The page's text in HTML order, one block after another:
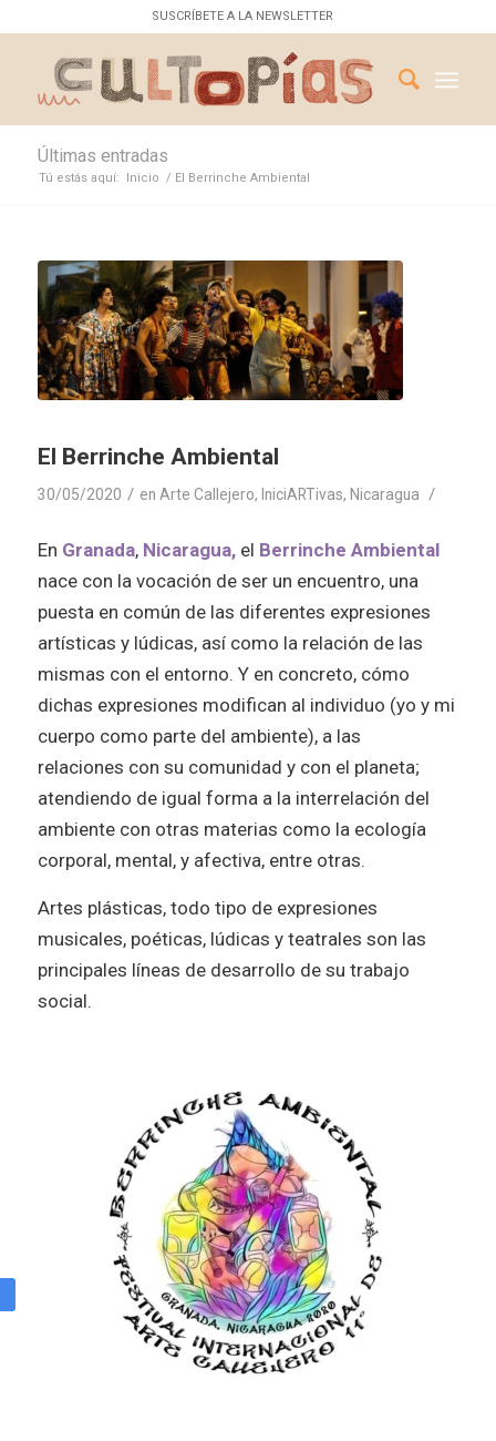
SUSCRÍBETE A LA NEWSLETTER
Últimas entradas
Tú estás aquí: Inicio / El Berrinche Ambiental
El Berrinche Ambiental
30/05/2020 / en Arte Callejero, IniciARTivas, Nicaragua /
En Granada, Nicaragua,el Berrinche Ambiental
nace con la vocación de ser un encuentro, una
puesta en común de las diferentes expresiones
artísticas y lúdicas, así como la relación de las
mismas con el entorno. Y en concreto, cómo
dichas expresiones modifican al individuo (yo y mi
cuerpo como parte del ambiente), a las
relaciones con su comunidad y con el planeta;
atendiendo de igual forma a la interrelación del
ambiente con otras materias como la ecología
corporal, mental, y afectiva, entre otras.
Artes plásticas, todo tipo de expresiones
musicales, poéticas, lúdicas y teatrales son las
principales líneas de desarrollo de su trabajo
social.